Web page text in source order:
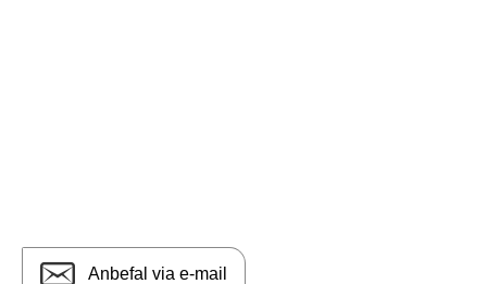
Anbefal via e-mail